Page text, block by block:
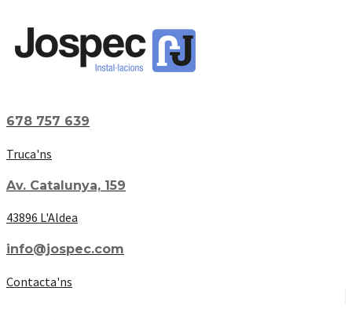
678 757 639
Truca'ns
Av. Catalunya, 159
43896 L'Aldea
info@jospec.com
Contacta'ns